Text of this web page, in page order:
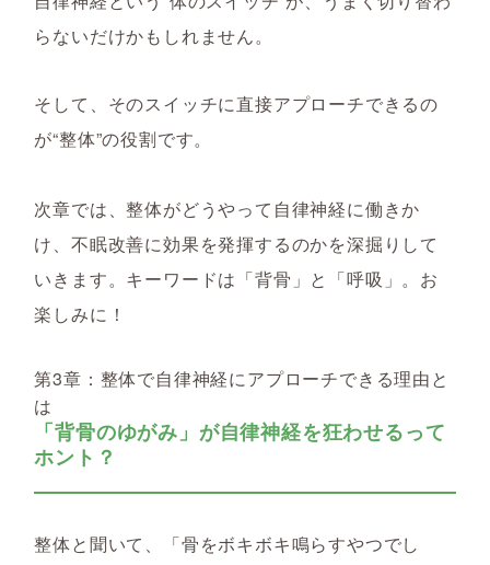
らないだけかもしれません。
そして、そのスイッチに直接アプローチできるの
が“整体”の役割です。
次章では、整体がどうやって自律神経に働きか
け、不眠改善に効果を発揮するのかを深掘りして
いきます。キーワードは「背骨」と「呼吸」。お
楽しみに！
第3章：整体で自律神経にアプローチできる理由と
は
「背骨のゆがみ」が自律神経を狂わせるって
ホント？
整体と聞いて、「骨をボキボキ鳴らすやつでし